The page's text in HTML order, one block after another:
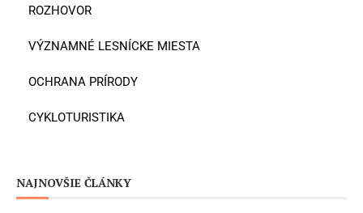
ROZHOVOR
VÝZNAMNÉ LESNÍCKE MIESTA
OCHRANA PRÍRODY
CYKLOTURISTIKA
NAJNOVŠIE ČLÁNKY